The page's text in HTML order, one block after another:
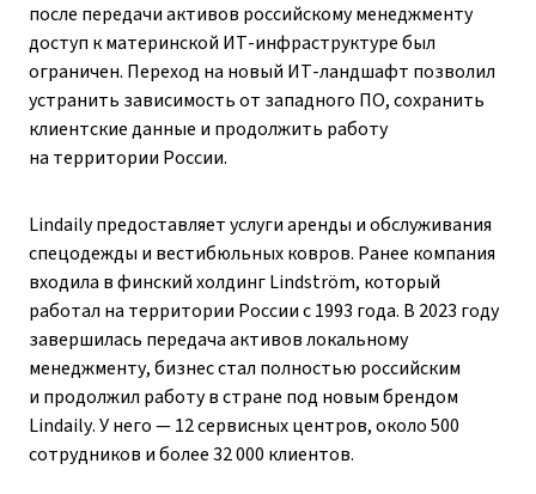
после передачи активов российскому менеджменту
доступ к материнской ИТ-инфраструктуре был
ограничен. Переход на новый ИТ-ландшафт позволил
устранить зависимость от западного ПО, сохранить
клиентские данные и продолжить работу
на территории России.
Lindaily предоставляет услуги аренды и обслуживания
спецодежды и вестибюльных ковров. Ранее компания
входила в финский холдинг Lindström, который
работал на территории России с 1993 года. В 2023 году
завершилась передача активов локальному
менеджменту, бизнес стал полностью российским
и продолжил работу в стране под новым брендом
Lindaily. У него — 12 сервисных центров, около 500
сотрудников и более 32 000 клиентов.